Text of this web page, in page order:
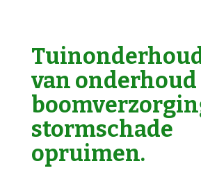
van
stormschade
opruimen.